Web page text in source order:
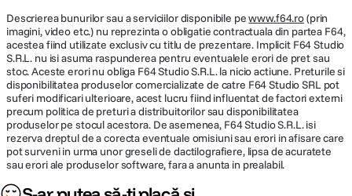
Creativitate fara efort
Pur si simplu pozitionati în cadru si fotografiati cu rezultate excelente, cu
ajutorul modului Scena inteligenta automata. Bucurati-va de fotografierea
ghidata în timp real cu modul Creativ automat si adaugati finisaje unice cu
filtre creative.
OPTICA:
Multiplicator
distanta focala
1.6x
SPECIFICATII FOTO:
Rezolutie Foto 18 Mpx
Descrierea bunurilor sau a serviciilor disponibile pewww.f64.ro(prin
imagini, video etc.) nu reprezinta o obligatie contractuala din partea F64,
acestea fiind utilizate exclusiv cu titlu de prezentare. Implicit F64 Studio
S.R.L. nu isi asuma raspunderea pentru eventualele erori de pret sau
stoc. Aceste erori nu obliga F64 Studio S.R.L. la nicio actiune. Preturile si
disponibilitatea produselor comercializate de catre F64 Studio SRL pot
suferi modificari ulterioare, acest lucru fiind influentat de factori externi
precum politica de preturi a distribuitorilor sau disponibilitatea
produselor pe stocul acestora. De asemenea, F64 Studio S.R.L. isi
rezerva dreptul de a corecta eventuale omisiuni sau erori in afisare care
pot surveni in urma unor greseli de dactilografiere, lipsa de acuratete
sau erori ale produselor software, fara a anunta in prealabil.